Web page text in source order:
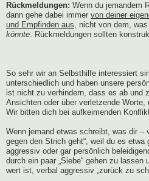
Rückmeldungen: Wenn du jemandem
dann gehe dabei immer von deiner
und Empfinden aus, nicht von dem,
könnte. Rückmeldungen sollten
So sehr wir an Selbsthilfe interessiert
unterschiedlich und haben unsere
ist nicht zu verhindern, dass es ab und
Ansichten oder über verletzende
Wir bitten dich bei aufkeimenden
Wenn jemand etwas schreibt, was dir –
gegen den Strich geht“, weil du es etwa
aggressiv oder gar persönlich
durch ein paar „Siebe“ gehen zu
wert ist, verbal aggressiv „zurück zu